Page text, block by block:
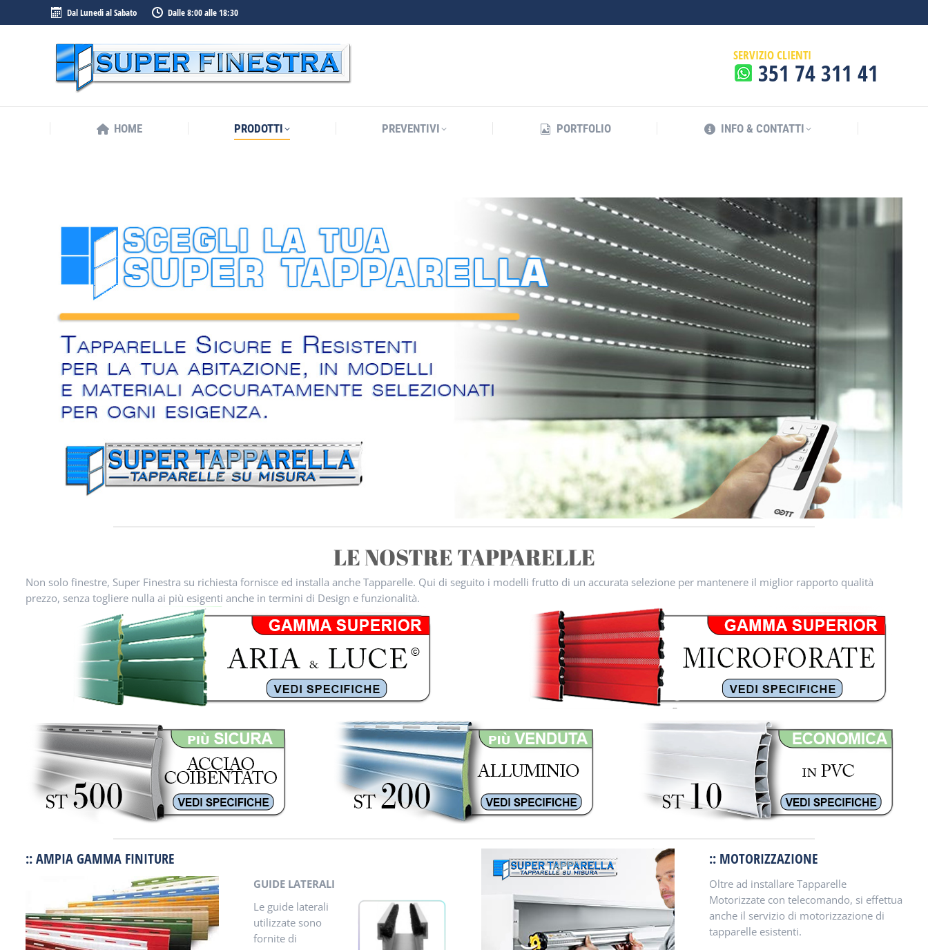
Dal Lunedi al Sabato Dalle 8:00 alle 18:30
SERVIZIO CLIENTI
351 74 311 41
HOME PRODOTTI PREVENTIVI PORTFOLIO INFO & CONTATTI
LE NOSTRE TAPPARELLE
Non solo finestre, Super Finestra su richiesta fornisce ed installa anche Tapparelle. Qui di seguito i modelli frutto di un accurata selezione per mantenere il miglior rapporto qualità
prezzo, senza togliere nulla ai più esigenti anche in termini di Design e funzionalità.
:: AMPIA GAMMA FINITURE
GUIDE LATERALI
Le guide laterali
utilizzate sono
fornite di
:: MOTORIZZAZIONE
Oltre ad installare Tapparelle
Motorizzate con telecomando, si effettua
anche il servizio di motorizzazione di
tapparelle esistenti.
HOME PRODOTTI PREVENTIVI PORTFOLIO INFO & CONTATTI